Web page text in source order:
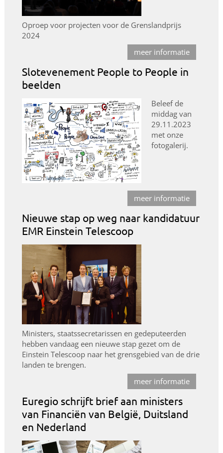
Oproep voor projecten voor de Grenslandprijs
2024
meer informatie
Slotevenement People to People in
beelden
Beleef de
middag van
29.11.2023
met onze
fotogalerij.
meer informatie
Nieuwe stap op weg naar kandidatuur
EMR Einstein Telescoop
Ministers, staatssecretarissen en gedeputeerden
hebben vandaag een nieuwe stap gezet om de
Einstein Telescoop naar het grensgebied van de drie
landen te brengen.
meer informatie
Euregio schrijft brief aan ministers
van Financiën van België, Duitsland
en Nederland